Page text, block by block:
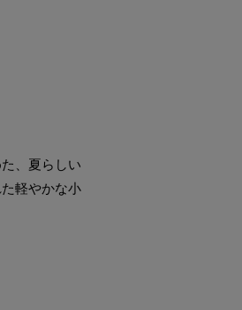
、夏らしい
軽やかな小